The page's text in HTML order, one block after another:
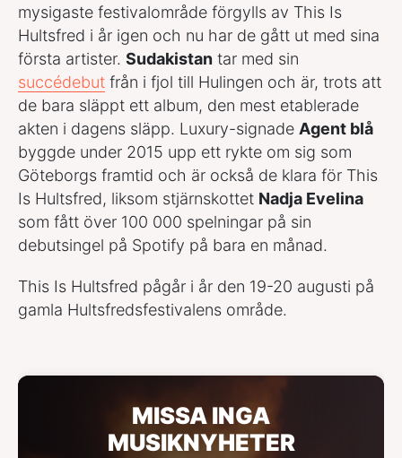
mysigaste festivalområde förgylls av This Is
Hultsfred i år igen och nu har de gått ut med sina
första artister. Sudakistan tar med sin
succédebut från i fjol till Hulingen och är, trots att
de bara släppt ett album, den mest etablerade
akten i dagens släpp. Luxury-signade Agent blå
byggde under 2015 upp ett rykte om sig som
Göteborgs framtid och är också de klara för This
Is Hultsfred, liksom stjärnskottet Nadja Evelina
som fått över 100 000 spelningar på sin
debutsingel på Spotify på bara en månad.
This Is Hultsfred pågår i år den 19-20 augusti på
gamla Hultsfredsfestivalens område.
MISSA INGA
MUSIKNYHETER